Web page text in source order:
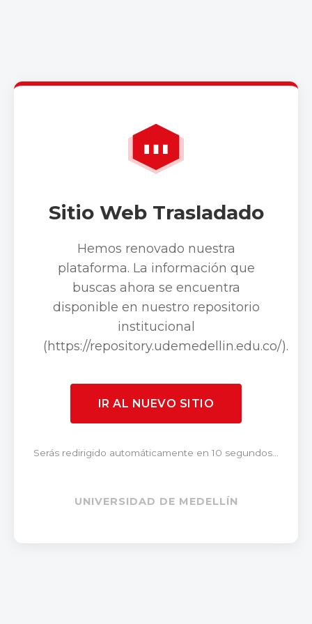
Sitio Web Trasladado
Hemos renovado nuestra
plataforma. La información que
buscas ahora se encuentra
disponible en nuestro repositorio
institucional
(https://repository.udemedellin.edu.co/).
IR AL NUEVO SITIO
Serás redirigido automáticamente en 10 segundos...
UNIVERSIDAD DE MEDELLÍN